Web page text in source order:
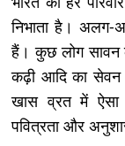
निभाता है। अलग-
हैं। कुछ लोग सावन
कढ़ी आदि का सेवन
खास व्रत में ऐसा
पवित्रता और